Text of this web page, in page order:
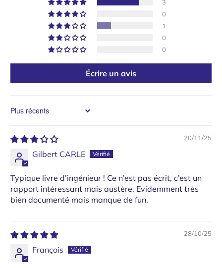
3
0
1
0
0
Écrire un avis
Sort by
20/11/25
Gilbert CARLE
Typique livre d’ingénieur ! Ce n’est pas écrit, c’est un
rapport intéressant mais austère. Evidemment très
bien documenté mais manque de fun.
28/10/25
François